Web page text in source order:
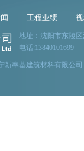
工程业绩
地址：沈阳市东陵
电话:13840101699
奉基建筑材料有限公司